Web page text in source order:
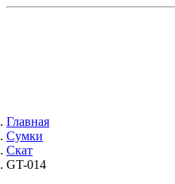
Главная
Сумки
Скат
GT-014